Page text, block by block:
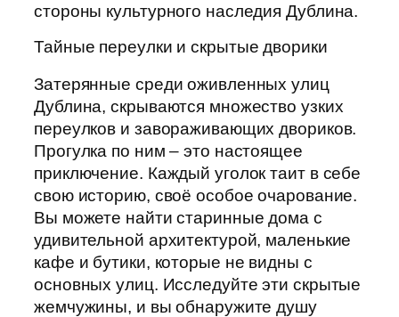
стороны культурного наследия Дублина.
Тайные переулки и скрытые дворики
Затерянные среди оживленных улиц
Дублина, скрываются множество узких
переулков и завораживающих двориков.
Прогулка по ним – это настоящее
приключение. Каждый уголок таит в себе
свою историю, своё особое очарование.
Вы можете найти старинные дома с
удивительной архитектурой, маленькие
кафе и бутики, которые не видны с
основных улиц. Исследуйте эти скрытые
жемчужины, и вы обнаружите душу